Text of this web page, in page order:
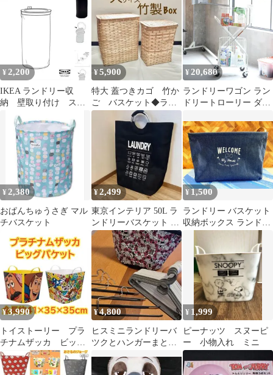
れ カゴ バリ島
¥ 2,200
IKEA ランドリー収
納 壁取り付け ステ
ンレス製
¥5,900
特大 蓋つきカゴ 竹か
ご バスケット◆ラン
ドリー ボックス ラ
ック ナチュラル
¥20,680
ランドリーワゴン ラン
ドリートローリー ダル
リーバスケット 洗濯 ワ
ゴン キャスター 脱衣か
ご 洗濯物入れ ワイヤー
洗濯カゴ ワイヤーバス
ケット 2段 四角 深型
浅型 カート式 おしゃれ
¥ 2,380
おぱんちゅうさぎ マル
チバスケット
¥2,499
東京インテリア 50L ラ
ンドリーバスケット ブ
ラック 廃盤 レア
¥1,500
ランドリー バスケット
収納ボックス ランドリ
ーボックス 収納カゴ
¥3,990
トイストーリー プラ
チナムザッカ ビッグ
バケット 収納ボック
ス ウッディ
¥4,800
ヒスミニランドリーバ
ツクとハンガーまとめ
¥ 1,999
ピーナッツ スヌーピ
ー 小物入れ ミニ